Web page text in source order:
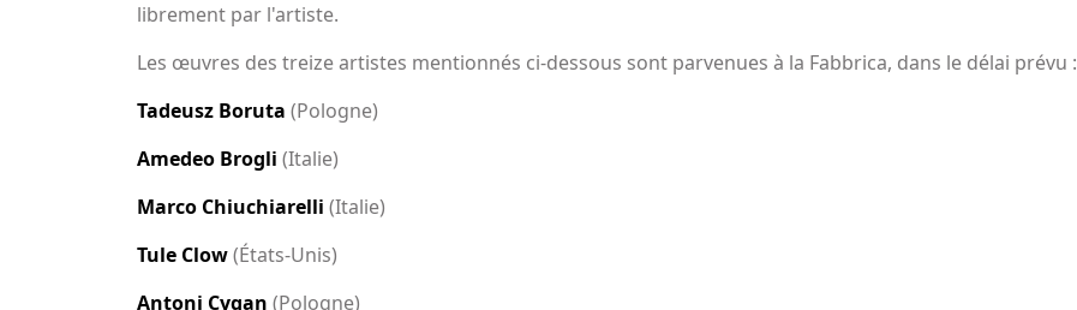
librement par l'artiste.
Les œuvres des treize artistes mentionnés ci-dessous sont parvenues à la Fabbrica, dans le délai prévu :
Tadeusz Boruta (Pologne)
Amedeo Brogli (Italie)
Marco Chiuchiarelli (Italie)
Tule Clow(États-Unis)
Antoni Cygan (Pologne)